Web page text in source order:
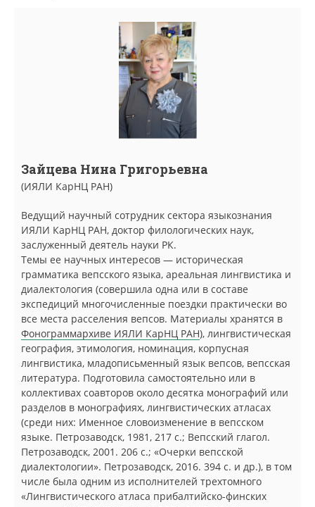
Зайцева Нина Григорьевна
(ИЯЛИ КарНЦ РАН)
Ведущий научный сотрудник сектора языкознания
ИЯЛИ КарНЦ РАН, доктор филологических наук,
заслуженный деятель науки РК.
Темы ее научных интересов — историческая
грамматика вепсского языка, ареальная лингвистика и
диалектология (совершила одна или в составе
экспедиций многочисленные поездки практически во
все места расселения вепсов. Материалы хранятся в
Фонограммархиве ИЯЛИ КарНЦ РАН), лингвистическая
география, этимология, номинация, корпусная
лингвистика, младописьменный язык вепсов, вепсская
литература. Подготовила самостоятельно или в
коллективах соавторов около десятка монографий или
разделов в монографиях, лингвистических атласах
(среди них: Именное словоизменение в вепсском
языке. Петрозаводск, 1981, 217 с.; Вепсский глагол.
Петрозаводск, 2001. 206 с.; «Очерки вепсской
диалектологии». Петрозаводск, 2016. 394 с. и др.), в том
числе была одним из исполнителей трехтомного
«Лингвистического атласа прибалтийско-финских